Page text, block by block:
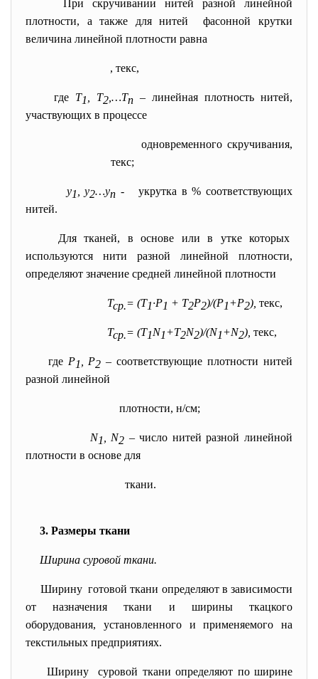
При скручивании нитей разной линейной
плотности, а также для нитей фасонной крутки
величина линейной плотности равна
, текс,
где Т1 , Т2 ,…Тn – линейная плотность нитей,
участвующих в процессе
одновременного скручивания,
текс;
у1 , у2…уn - укрутка в % соответствующих
нитей.
Для тканей, в основе или в утке которых
используются нити разной линейной плотности,
определяют значение средней линейной плотности
Тср.= (Т1·Р1 + Т2Р2)/(Р1+Р2), текс,
Тср.= (Т1N1+Т2N2)/(N1+N2), текс,
где Р1 , Р2 – соответствующие плотности нитей
разной линейной
плотности, н/см;
N1 , N2 – число нитей разной линейной
плотности в основе для
ткани.
3. Размеры ткани
Ширина суровой ткани.
Ширину готовой ткани определяют в зависимости
от назначения ткани и ширины ткацкого
оборудования, установленного и применяемого на
текстильных предприятиях.
Ширину суровой ткани определяют по ширине